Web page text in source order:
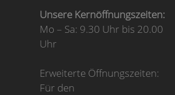
Unsere Kernöffnungszeiten:
Mo – Sa: 9.30 Uhr bis 20.00
Uhr
Erweiterte Öffnungszeiten:
Für den